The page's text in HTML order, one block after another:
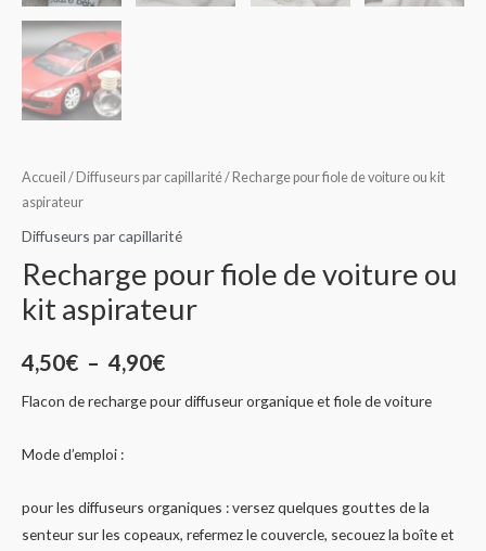
Accueil / Diffuseurs par capillarité/ Recharge pour fiole de voiture ou kit
aspirateur
Diffuseurs par capillarité
Recharge pour fiole de voiture ou
kit aspirateur
4,50€ – 4,90€
Flacon de recharge pour diffuseur organique et fiole de voiture
Mode d’emploi :
pour les diffuseurs organiques : versez quelques gouttes de la
senteur sur les copeaux, refermez le couvercle, secouez la boîte et